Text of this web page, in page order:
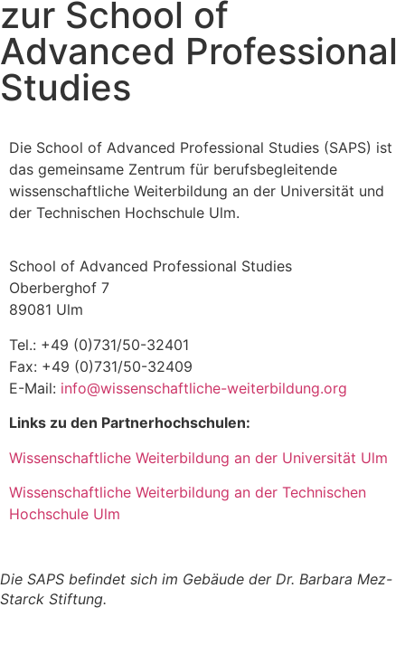
zur School of
Advanced Professional
Studies
Die School of Advanced Professional Studies (SAPS) ist
das gemeinsame Zentrum für berufsbegleitende
wissenschaftliche Weiterbildung an der Universität und
der Technischen Hochschule Ulm.
School of Advanced Professional Studies
Oberberghof 7
89081 Ulm
Tel.: +49 (0)731/50-32401
Fax: +49 (0)731/50-32409
E-Mail: info@wissenschaftliche-weiterbildung.org
Links zu den Partnerhochschulen:
Wissenschaftliche Weiterbildung an der Universität Ulm
Wissenschaftliche Weiterbildung an der Technischen
Hochschule Ulm
Die SAPS befindet sich im Gebäude der Dr. Barbara Mez-
Starck Stiftung.